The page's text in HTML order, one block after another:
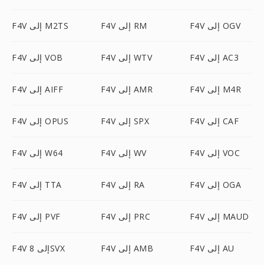
F4V إلى M2TS F4V إلى RM F4V إلى OGV
F4V إلى VOB F4V إلى WTV F4V إلى AC3
F4V إلى AIFF F4V إلى AMR F4V إلى M4R
F4V إلى OPUS F4V إلى SPX F4V إلى CAF
F4V إلى W64 F4V إلى WV F4V إلى VOC
F4V إلى TTA F4V إلى RA F4V إلى OGA
F4V إلى PVF F4V إلى PRC F4V إلى MAUD
F4V إلى 8SVX F4V إلى AMB F4V إلى AU